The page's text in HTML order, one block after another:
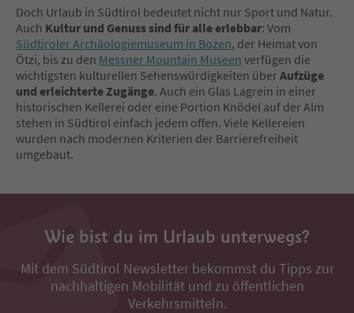
Doch Urlaub in Südtirol bedeutet nicht nur Sport und Natur.
Auch Kultur und Genuss sind für alle erlebbar: Vom
Südtiroler Archäologiemuseum in Bozen, der Heimat von
Ötzi, bis zu den Messner Mountain Museen verfügen die
wichtigsten kulturellen Sehenswürdigkeiten überAufzüge
und erleichterte Zugänge. Auch ein Glas Lagrein in einer
historischen Kellerei oder eine Portion Knödel auf der Alm
stehen in Südtirol einfach jedem offen. Viele Kellereien
wurden nach modernen Kriterien der Barrierefreiheit
umgebaut.
Wie bist du im Urlaub unterwegs?
Mit dem Südtirol Newsletter bekommst du Tipps zur
nachhaltigen Mobilität und zu öffentlichen
Verkehrsmitteln.